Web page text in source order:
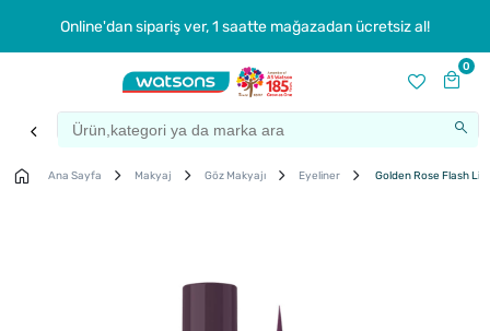
Online'dan sipariş ver, 1 saatte mağazadan ücretsiz al!
0
Ana Sayfa Makyaj Göz Makyajı Eyeliner Golden Rose Flash